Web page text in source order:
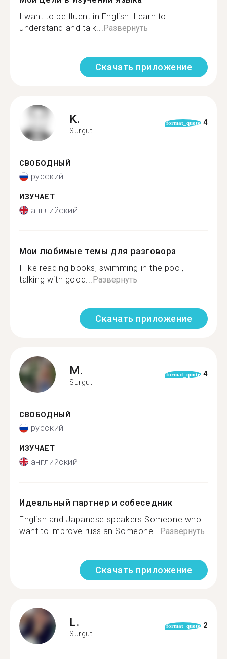
I want to be fluent in English. Learn to
understand and talk... Развернуть
Скачать приложение
K.
Surgut
format_quote 4
СВОБОДНЫЙ
русский
ИЗУЧАЕТ
английский
Мои любимые темы для разговора
I like reading books, swimming in the pool,
talking with good... Развернуть
Скачать приложение
M.
Surgut
format_quote 4
СВОБОДНЫЙ
русский
ИЗУЧАЕТ
английский
Идеальный партнер и собеседник
English and Japanese speakers Someone who
want to improve russian Someone... Развернуть
Скачать приложение
L.
Surgut
format_quote 2